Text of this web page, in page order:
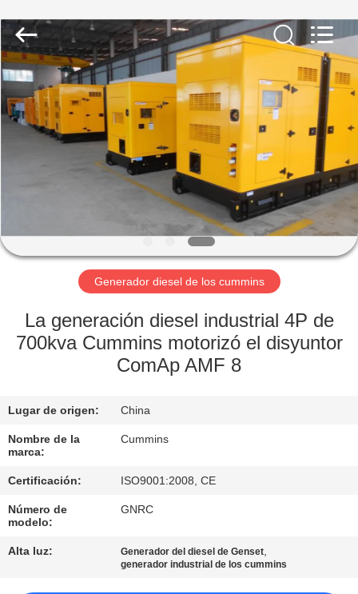
HOGAR
PRODUCTOS
SOBRE
VIAJE
LA
FÁBRICA
DE
CALIDAD
EN
CONTACTO
Power
Equipment
Co.,
Ltd..
All
Rights
Reserved.
Generador diesel de los cummins
La generación diesel industrial 4P de
700kva Cummins motorizó el disyuntor
ComAp AMF 8
Lugar de origen: China
Nombre de la
marca:
Cummins
Certificación: ISO9001:2008, CE
Número de
modelo:
GNRC
Alta luz: Generador del diesel de Genset,
generador industrial de los cummins